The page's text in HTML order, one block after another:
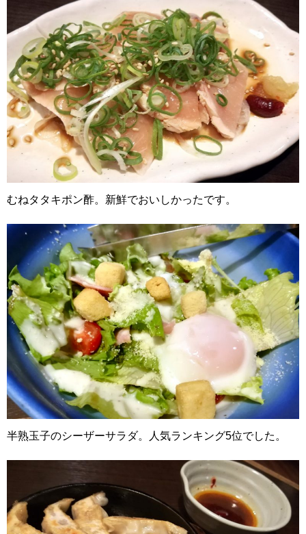
むねタタキポン酢。新鮮でおいしかったです。
半熟玉子のシーザーサラダ。人気ランキング5位でした。